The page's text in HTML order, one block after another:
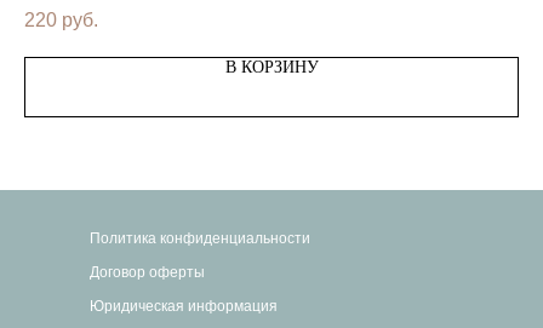
____________________
220 руб.
В КОРЗИНУ
Политика конфиденциальности
Договор оферты
Юридическая информация